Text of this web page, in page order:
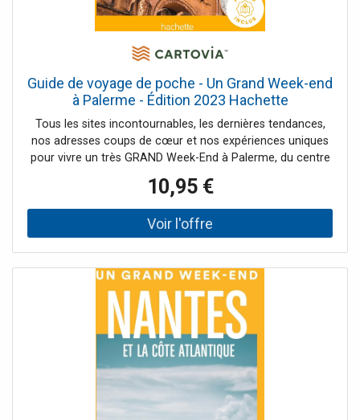
localisées.
Guide de voyage de poche - Un Grand Week-end
à Palerme - Édition 2023 Hachette
Tous les sites incontournables, les dernières tendances,
nos adresses coups de cœur et nos expériences uniques
pour vivre un très GRAND Week-End à Palerme, du centre
quartier du port), et les quartiers anciens du Capo et de la
Vucciria, aux ruelles tortueuses et aux marchés
envoûtants. Partez à la découverte de Palerme : Des
expériences uniques : prendre l’apéritif au soleil couchant
de puppi (marionnettes) pour l’ambiance incroyable, se
faire peur dans les impressionnantes catacombes des
Capucins, apprendre à faire le pesto avec des Palermitains
après avoir choisi avec eux le basilic au marché… Notre
sélection de restos 100 % palermitains, d’adresses sur le
pouce, de terrasses et bars à cocktails pour s’immerger
dans l’ambiance de Palerme. Les coups de cœur et les
tops de notre auteur, passionné de la ville : le meilleur du
cibo da strada (cuisine de rue), les marchés les plus
10,95 €